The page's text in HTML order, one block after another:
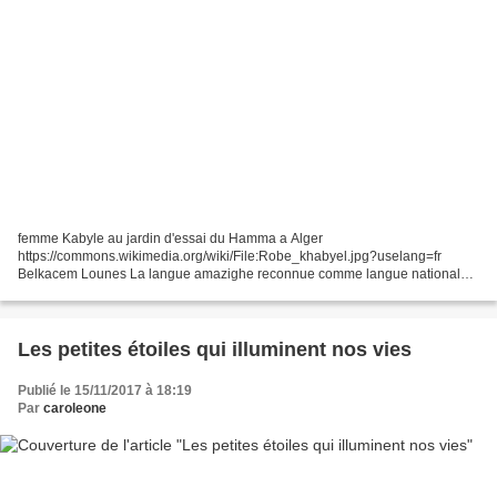
femme Kabyle au jardin d'essai du Hamma a Alger
https://commons.wikimedia.org/wiki/File:Robe_khabyel.jpg?uselang=fr
Belkacem Lounes La langue amazighe reconnue comme langue nationale
Les petites étoiles qui illuminent nos vies
Publié le 15/11/2017 à 18:19
Par caroleone